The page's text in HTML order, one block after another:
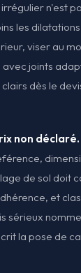
n'est
les
viser au
joints
dès le
non déclaré.
de sol doit
et
sérieux
la pose de